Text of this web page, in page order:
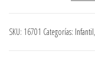
ASIMETRICA
SKU: 16701 Categorías: Infantil,